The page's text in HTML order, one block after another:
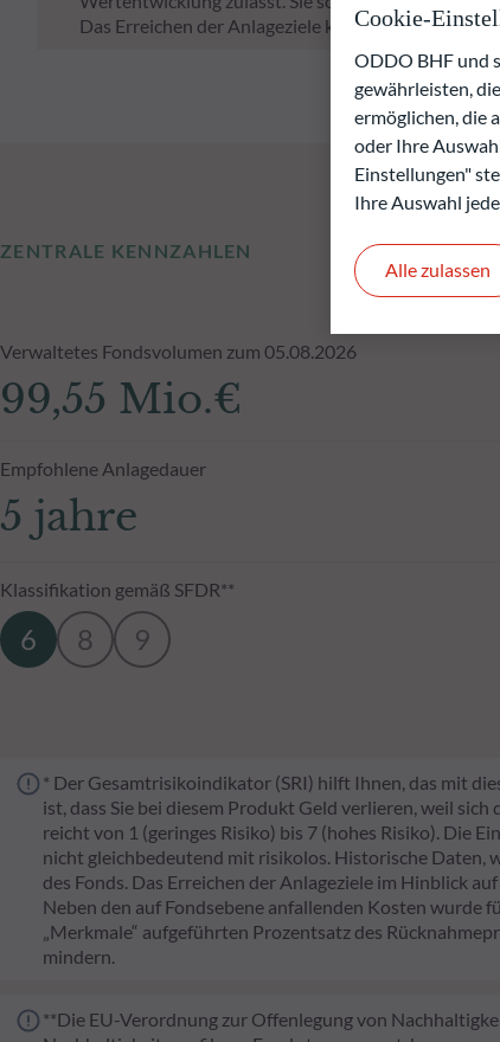
Das Erreichen der Anlageziele kann nicht garantiert
ZENTRALE KENNZAHLEN
Verwaltetes Fondsvolumen zum 05.08.2026
99,55 Mio.€
Empfohlene Anlagedauer
5 jahre
Klassifikation gemäß SFDR**
6 8 9
* Der Gesamtrisikoindikator (SRI) hilft Ihnen, das mit
ist, dass Sie bei diesem Produkt Geld verlieren, weil
reicht von 1 (geringes Risiko) bis 7 (hohes Risiko). Die
nicht gleichbedeutend mit risikolos. Historische Daten,
des Fonds. Das Erreichen der Anlageziele im Hinblick
Neben den auf Fondsebene anfallenden Kosten wurde
„Merkmale“ aufgeführten Prozentsatz des
mindern.
**Die EU-Verordnung zur Offenlegung von
Cookie-
ODDO BHF und
gewährleisten,
ermöglichen, die
oder Ihre
Einstellungen"
Ihre Auswahl
Alle zulassen